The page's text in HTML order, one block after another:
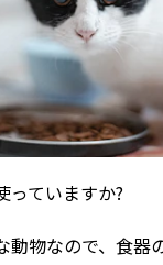
っていますか?
動物なので、食器